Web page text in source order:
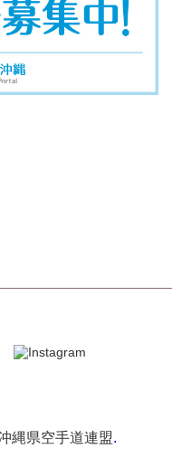
縄県空手道連盟.